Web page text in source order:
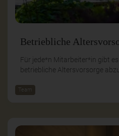
Betriebliche
Für jede*n Mitarbeiter*in gibt
betriebliche Altersvorsorge
Team